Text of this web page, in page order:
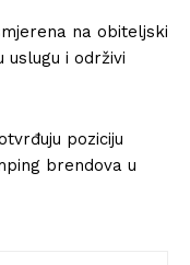
na obiteljski
i održivi
poziciju
brendova u